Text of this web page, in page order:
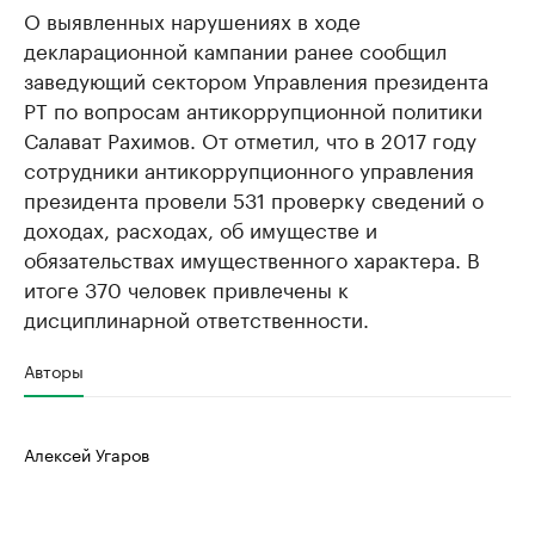
О выявленных нарушениях в ходе
декларационной кампании ранее сообщил
заведующий сектором Управления президента
РТ по вопросам антикоррупционной политики
Салават Рахимов. От отметил, что в 2017 году
сотрудники антикоррупционного управления
президента провели 531 проверку сведений о
доходах, расходах, об имуществе и
обязательствах имущественного характера. В
итоге 370 человек привлечены к
дисциплинарной ответственности.
Авторы
Алексей Угаров